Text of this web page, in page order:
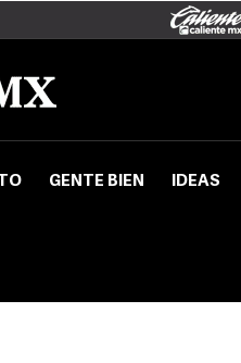
GENTE BIEN IDEAS